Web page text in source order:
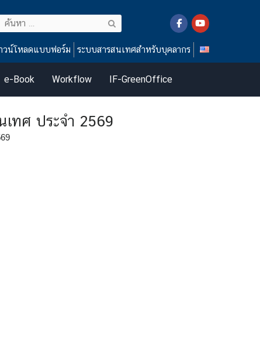
ค้นหา
หรับ:
วน์โหลดแบบฟอร์ม ระบบสารสนเทศสำหรับบุคลากร
e-Book Workflow IF-GreenOffice
ทศ ประจำ 2569